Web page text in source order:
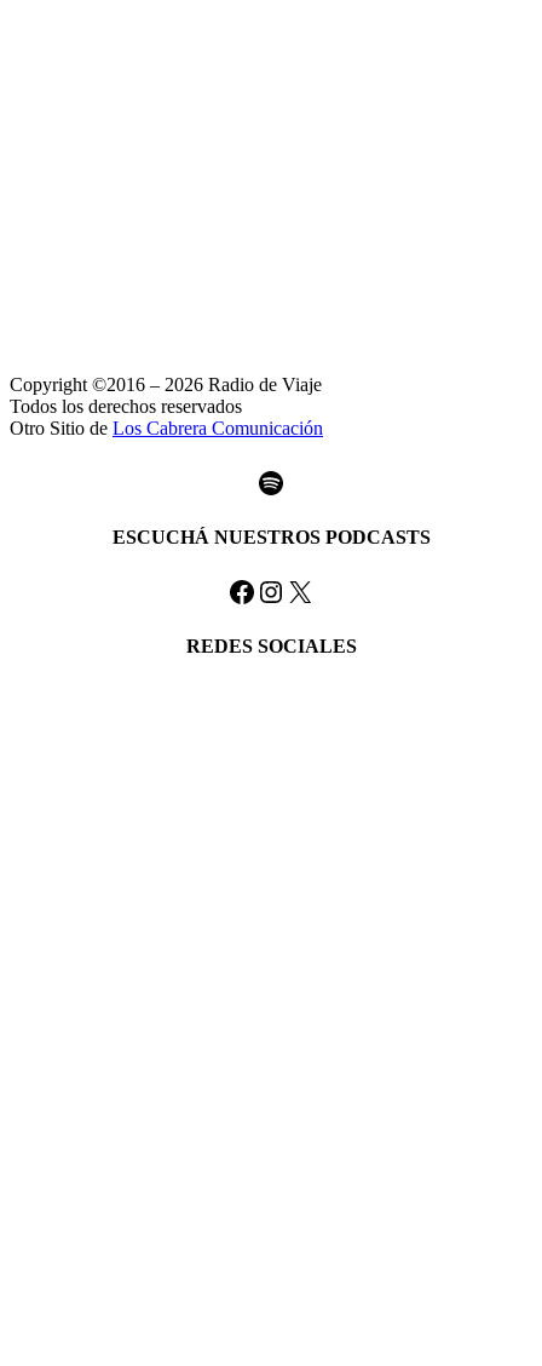
Copyright ©2016 – 2026 Radio de Viaje
Todos los derechos reservados
Otro Sitio de Los Cabrera Comunicación
Spotify
ESCUCHÁ NUESTROS PODCASTS
Facebook
Instagram
X
REDES SOCIALES